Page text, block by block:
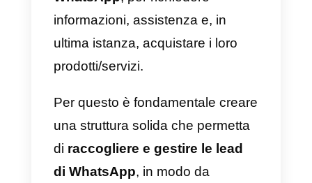
sempre più presenti in questo
canale.
aspettano di potercomunicare
con i brand attraverso
WhatsApp, per richiedere